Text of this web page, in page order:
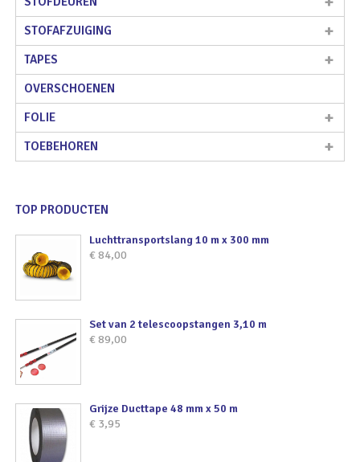
STOFAFZUIGING
TAPES
OVERSCHOENEN
FOLIE
TOEBEHOREN
TOP PRODUCTEN
Luchttransportslang 10 m x 300 mm
€ 84,00
Set van 2 telescoopstangen 3,10 m
€ 89,00
Grijze Ducttape 48 mm x 50 m
€ 3,95